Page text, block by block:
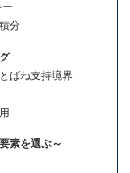
分
ばね支持境界
素を選ぶ～